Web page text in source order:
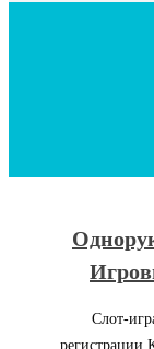
Слот-
регистрации